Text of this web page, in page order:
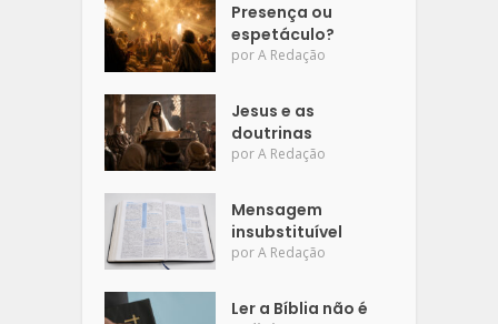
Presença ou
espetáculo?
porA Redação
Jesus e as
doutrinas
porA Redação
Mensagem
insubstituível
porA Redação
Ler a Bíblia não é